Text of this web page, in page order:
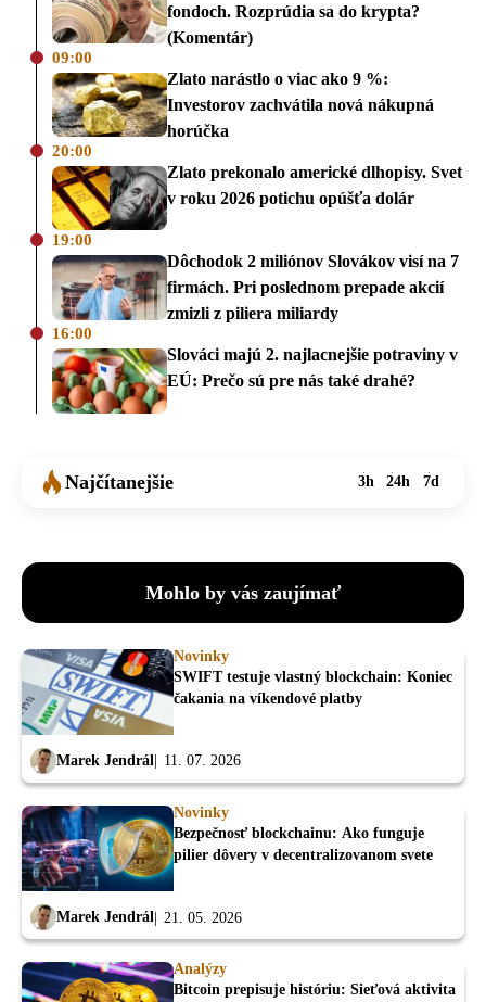
fondoch. Rozprúdia sa do krypta?
(Komentár)
09:00
Zlato narástlo o viac ako 9 %:
Investorov zachvátila nová nákupná
horúčka
20:00
Zlato prekonalo americké dlhopisy. Svet
v roku 2026 potichu opúšťa dolár
19:00
Dôchodok 2 miliónov Slovákov visí na 7
firmách. Pri poslednom prepade akcií
zmizli z piliera miliardy
16:00
Slováci majú 2. najlacnejšie potraviny v
EÚ: Prečo sú pre nás také drahé?
Najčítanejšie 3h 24h 7d
Mohlo by vás zaujímať
Novinky
SWIFT testuje vlastný blockchain: Koniec
čakania na víkendové platby
Marek Jendrál 11. 07. 2026
Novinky
Bezpečnosť blockchainu: Ako funguje
pilier dôvery v decentralizovanom svete
Marek Jendrál 21. 05. 2026
Analýzy
Bitcoin prepisuje históriu: Sieťová aktivita